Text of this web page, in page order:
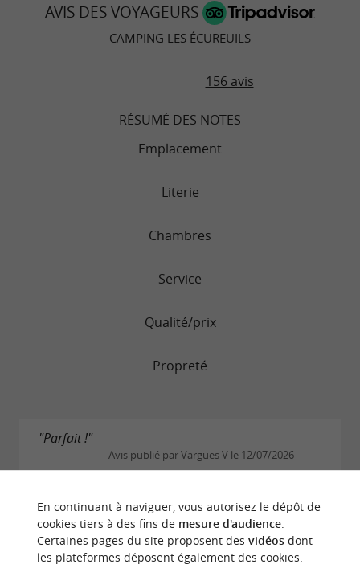
AVIS DES VOYAGEURS
CAMPING LES ÉCUREUILS
156 avis
RÉSUMÉ DES NOTES
Emplacement
Literie
Chambres
Service
Qualité/prix
Propreté
"Parfait !"
Avis publié par Vargues V le 12/07/2026
situé egalement pour profiter des beautés du
bassin. Nous y reviendrons avec grand plaisir !
LIRE L'AVIS COMPLET
En continuant à naviguer, vous autorisez le dépôt de
cookies tiers à des fins de mesure d'audience.
Certaines pages du site proposent des vidéosdont
les plateformes déposent également des cookies.